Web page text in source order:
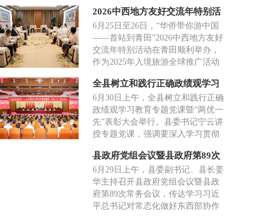
听取了镇海区新联会筹备工作报
告，审议通过了区新联会章程，选
举产生了第一届理事会及领导班
子。三关六码头（宁波）文化创意
发展有限公司董事长杨林当选会
2026中西地方友好交流年特别活
动在青田举行
6月25日至26日，“华侨带你游中国
——首站到青田”2026中西地方友好
交流年特别活动在青田顺利举办，
作为2025年入境旅游全球推广活动
化中西民间外交、文旅互通与产业
协作，邀请西班牙地方政府及文旅
行业代表走进青田考察交流，搭建
常态化友好合作平台。
全县树立和践行正确政绩观学习
教育专题党课暨“两优一先”表彰
大会举行
6月30日上午，全县树立和践行正确
政绩观学习教育专题党课暨“两优一
先”表彰大会举行。县委书记宁云讲
授专题党课，强调要深入学习贯彻
政绩观，从奋斗历程中汲取力量，
在处理好各类关系中把握方法，在
实干争先中创造实绩，抓好抓实“三
张报表”，把正确政绩观写在绿水青
山间。
县政府党组会议暨县政府第89次
常务会议召开
6月29日上午，县委副书记、县长姜
华主持召开县政府党组会议暨县政
府第89次常务会议，传达学习习近
平总书记对常态化做好东西部协作